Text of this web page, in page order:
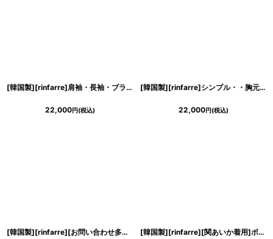
[韓国製][rinfarre]肩袖・長袖・ブラック・レース・スリット・シンプル・シースルー・ハイネック・セクシー・ロングドレス[MIRIN着用][送料無料]
22,000円(税込)
[韓国製][rinfarre]シンプル・・胸元ドレープ・・無地・ノースリーブ・ストレッチ・大人・エレガント・マーメイドライン・ロングドレス[山崎みどり着用]《送料＆代引き手数料無料》my
22,000円(税込)
[韓国製][rinfarre][お問い合わせ多数!!再入荷]総スパンコール・デザイン刺繍・ノースリーブ・タイト・ロングドレス[山崎みどり・MIRIN着用]《送料＆代引き手数料無料》mysl [韓国製][rinfarre][関あいか着用]ボルドー・フロントファスナー・オフショルダー・セクシー・スリット・長袖・ロングドレス《送料＆代引き手数料無料》